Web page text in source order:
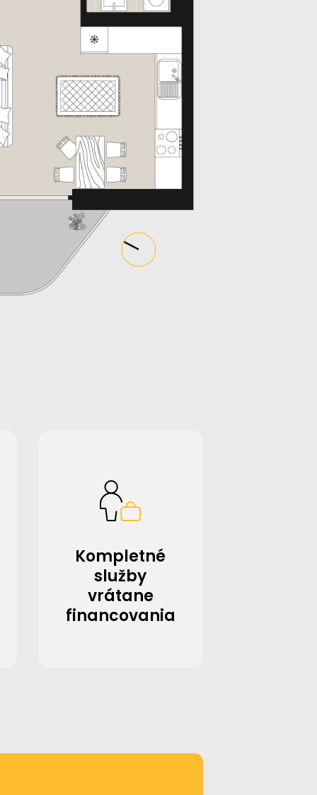
Kompletné
služby
vrátane
financovania